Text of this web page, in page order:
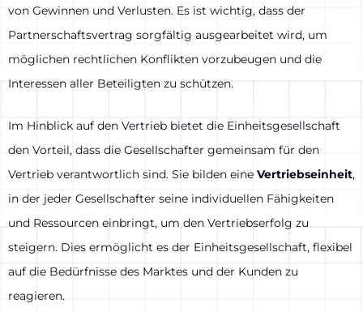
von Gewinnen und Verlusten. Es ist wichtig, dass der
Partnerschaftsvertrag sorgfältig ausgearbeitet wird, um
möglichen rechtlichen Konflikten vorzubeugen und die
Interessen aller Beteiligten zu schützen.
Im Hinblick auf den Vertrieb bietet die Einheitsgesellschaft
den Vorteil, dass die Gesellschafter gemeinsam für den
Vertrieb verantwortlich sind. Sie bilden eine Vertriebseinheit,
in der jeder Gesellschafter seine individuellen Fähigkeiten
und Ressourcen einbringt, um den Vertriebserfolg zu
steigern. Dies ermöglicht es der Einheitsgesellschaft, flexibel
auf die Bedürfnisse des Marktes und der Kunden zu
reagieren.